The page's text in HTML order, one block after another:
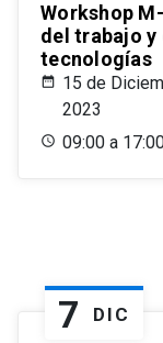
Workshop
del trabajo y
tecnologías
15 de
2023
09:00 a
7 DIC